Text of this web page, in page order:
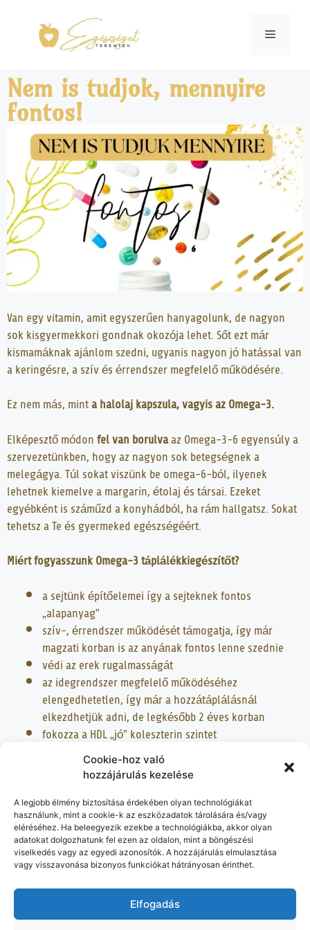
Cookie-hoz való
hozzájárulás kezelése
A legjobb élmény biztosítása érdekében olyan technológiákat
használunk, mint a cookie-k az eszközadatok tárolására és/vagy
eléréséhez. Ha beleegyezik ezekbe a technológiákba, akkor olyan
adatokat dolgozhatunk fel ezen az oldalon, mint a böngészési
viselkedés vagy az egyedi azonosítók. A hozzájárulás elmulasztása
vagy visszavonása bizonyos funkciókat hátrányosan érinthet.
Elfogadás
Nem is tudjok, mennyire
fontos!
Van egy vitamin, amit egyszerűen hanyagolunk, de nagyon
sok kisgyermekkori gondnak okozója lehet. Sőt ezt már
kismamáknak ajánlom szedni, ugyanis nagyon jó hatással van
a keringésre, a szív és érrendszer megfelelő működésére.
Ez nem más, minta halolaj kapszula, vagyis az Omega-3.
Elképesztő módonfel van borulvaaz Omega-3-6 egyensúly a
szervezetünkben, hogy az nagyon sok betegségnek a
melegágya. Túl sokat viszünk be omega-6-ból, ilyenek
lehetnek kiemelve a margarin, étolaj és társai. Ezeket
egyébként is száműzd a konyhádból, ha rám hallgatsz. Sokat
tehetsz a Te és gyermeked egészségéért.
Miért fogyasszunk Omega-3 táplálékkiegészítőt?
a sejtünk építőelemei így a sejteknek fontos
„alapanyag”
szív-, érrendszer működését támogatja, így már
magzati korban is az anyának fontos lenne szednie
védi az erek rugalmasságát
az idegrendszer megfelelő működéséhez
elengedhetetlen, így már a hozzátáplálásnál
elkezdhetjük adni, de legkésőbb 2 éves korban
fokozza a HDL „jó” koleszterin szintet
az agy és látószervek fejlődésénél nélkülözhetetlen
javítja a memóriát, felfogóképességet, így iskolás
korban is fontos a szerepe
hatással van a pihentető alvásra, tehát egy rosszul
alvó gyermeknél elengedhetetlen a szedése
gyulladáscsökkentő hatása van
szerepe van az immunrendszer működésében
szerepe van a bőr védelmi funkciójában
Napokig tudnám sorolni, hogy egy jól megválasztott halolaj